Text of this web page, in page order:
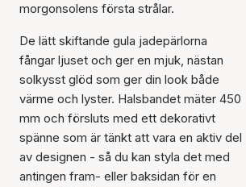
morgonsolens första strålar.
De lätt skiftande gula jadepärlorna
fångar ljuset och ger en mjuk, nästan
solkysst glöd som ger din look både
värme och lyster. Halsbandet mäter 450
mm och försluts med ett dekorativt
spänne som är tänkt att vara en aktiv del
av designen - så du kan styla det med
antingen fram- eller baksidan för en